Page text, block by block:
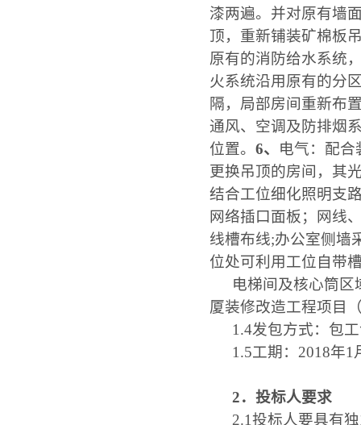
漆两遍。并对原有墙
顶，重新铺装矿棉板
原有的消防给水系统
火系统沿用原有的分
隔，局部房间重新布
通风、空调及防排烟
位置。6、 电气：配
更换吊顶的房间，其
结合工位细化照明支
网络插口面板；网线
线槽布线;办公室侧墙
位处可利用工
电梯间及核心筒
厦装修改造工程项目
1.4发包方式：包
1.5工期： 2018年1
2．投标人要求
2.1投标人要具有